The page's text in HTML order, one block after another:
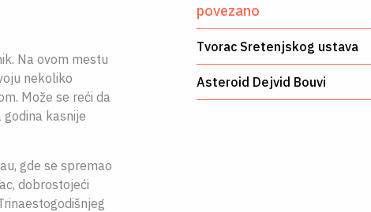
Na ovom mestu
nekoliko
Može se reći da
kasnije
gde se spremao
dobrostojeći
povezano
Tvorac Sretenjskog ustava
Asteroid Dejvid Bouvi